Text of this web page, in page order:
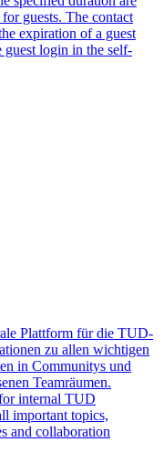
guests. The contact
expiration of a guest
guest login in the self-
Plattform für die TUD-
zu allen wichtigen
in Communitys und
Teamräumen.
internal TUD
important topics,
and collaboration